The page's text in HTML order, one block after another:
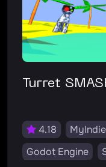
Turret
4.18
Godot Engine